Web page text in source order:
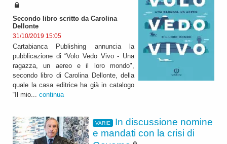
Secondo libro scritto da Carolina
Dellonte
31/10/2019 15:05
Cartabianca Publishing annuncia la
pubblicazione di “Volo Vedo Vivo - Una
ragazza, un aereo e il loro mondo",
secondo libro di Carolina Dellonte, della
quale la casa editrice ha già in catalogo
“Il mio... continua
VARIE
In discussione nomine
e mandati con la crisi di